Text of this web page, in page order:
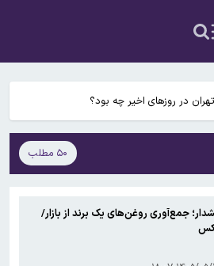
را تصحیح نکند، تنگه هرمز باز نخواهد شد
تومان
در روزهای اخیر چه بود؟
نگرانی‌ام معیشت مردم است
را تصحیح نکند، تنگه هرمز باز نخواهد شد
تومان
۵۰ مطلب
جمع‌آوری روغن‌های یک برند از بازار/